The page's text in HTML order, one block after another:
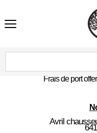
Frais de port
Avril